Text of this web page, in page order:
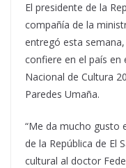
El presidente de la
compañía de la
entregó esta
confiere en el país en
Nacional de Cultura
Paredes Umaña.
“Me da mucho gusto
de la República de El
cultural al doctor